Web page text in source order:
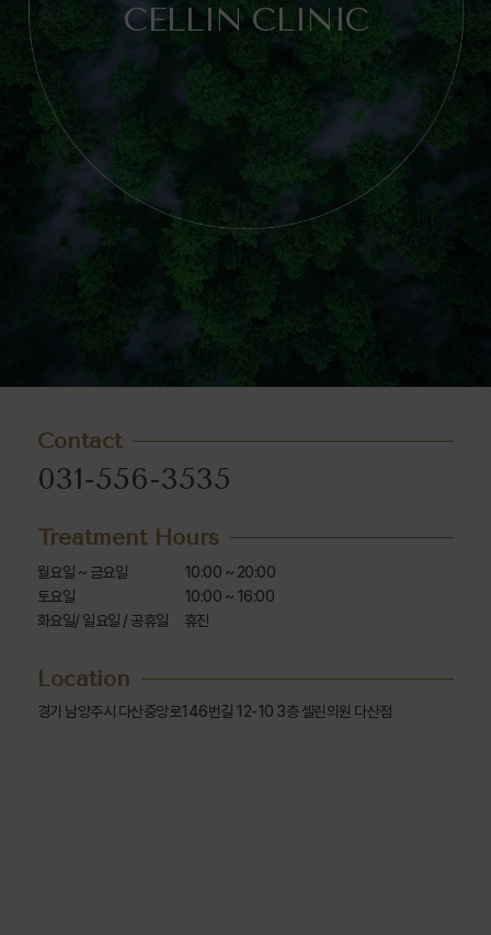
CELLIN CLINIC
Contact
031-556-3535
Treatment Hours
월요일 ~ 금요일
토요일
화요일/ 일요일 / 공휴일
10:00 ~ 20:00
10:00 ~ 16:00
휴진
Location
경기 남양주시 다산중앙로146번길 12-10 3층 셀린의원 다산점